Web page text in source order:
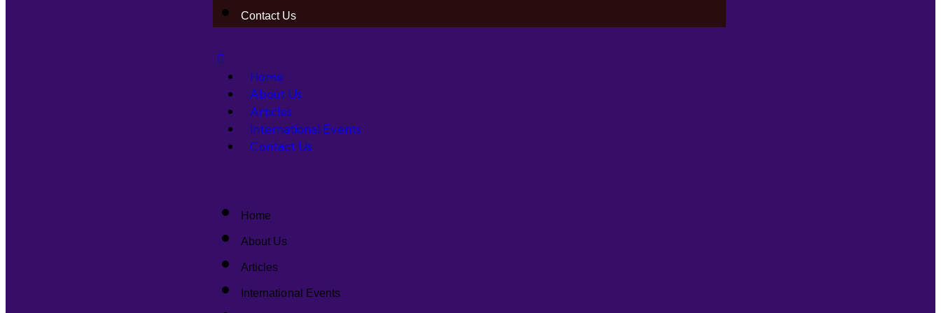
Contact Us
Home
About Us
Articles
International Events
Contact Us
Home
About Us
Articles
International Events